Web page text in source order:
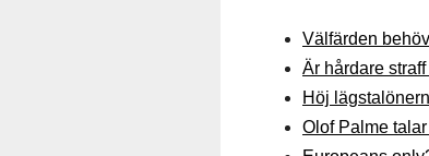
Välfärden
Är hårdare
Höj
Olof Palme